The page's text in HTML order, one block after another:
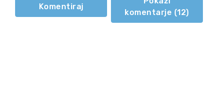
Komentiraj
komentarje (12)